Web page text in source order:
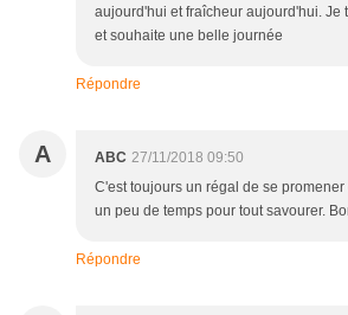
aujourd'hui et fraîcheur aujourd'hui. Je
et souhaite une belle journée
Répondre
A ABC 27/11/2018 09:50
C'est toujours un régal de se promener
un peu de temps pour tout savourer.
Répondre